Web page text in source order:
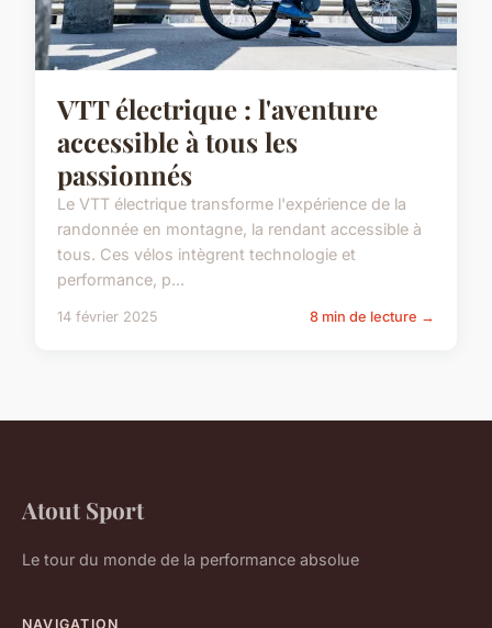
VTT électrique : l'aventure
accessible à tous les
passionnés
Le VTT électrique transforme l'expérience de la
randonnée en montagne, la rendant accessible à
tous. Ces vélos intègrent technologie et
performance, p...
14 février 2025 8 min de lecture →
Atout Sport
Le tour du monde de la performance absolue
NAVIGATION